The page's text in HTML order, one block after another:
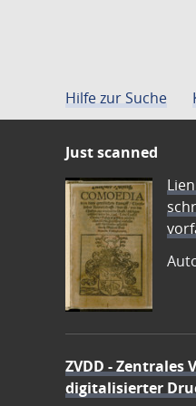
Hilfe zur Suche
Just scanned
ZVDD - Zentrales
digitalisierter